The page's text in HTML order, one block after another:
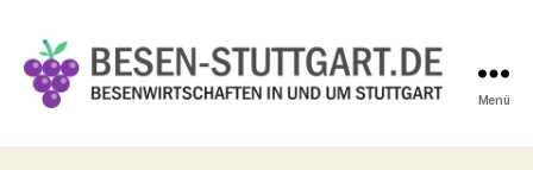
Stuttgart.de
Menü